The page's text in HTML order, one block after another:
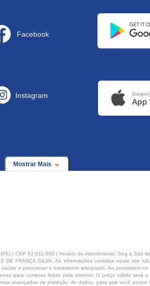
Facebook
Instagram
Mostrar Mais
| CEP 52.011-000 | Horário de Atendimento: Seg à
FRANÇA SILVA. As informações contidas neste site
e prescrever o tratamento adequado. Ao persistirem
para compras feitas pela internet. O preço válido
avançadas de proteção de dados, para que você